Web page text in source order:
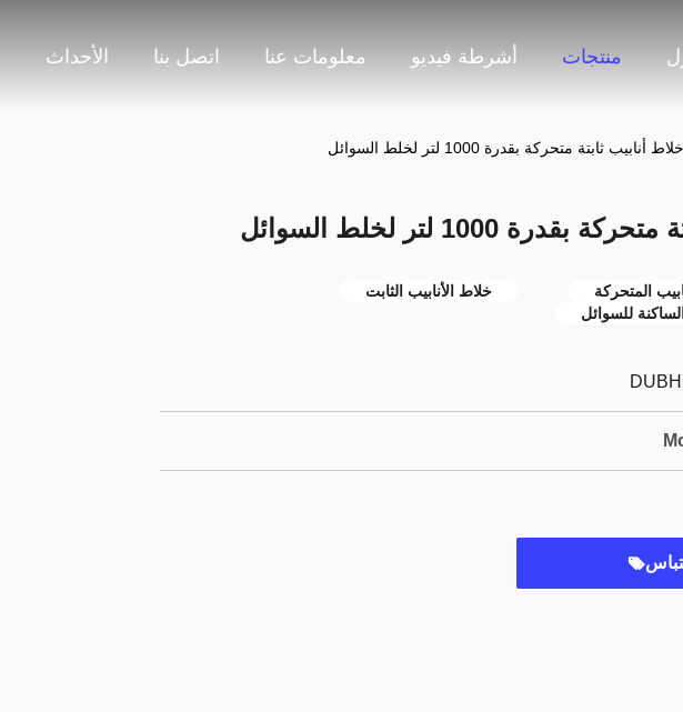
منتجات أشرطة فيديو معلومات عنا اتصل بنا الأحداث
خلاط أنابيب ثابتة متحركة بقدرة 1000 لتر لخلط السوائل
1000 لتر لخلط السوائل
المتحركة
خلاط الأنابيب الثابت
للسوائل